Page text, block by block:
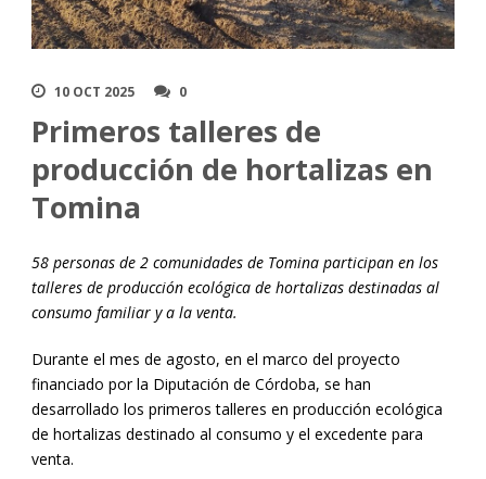
10 OCT 2025 0
Primeros talleres de
producción de hortalizas en
Tomina
58 personas de 2 comunidades de Tomina participan en los
talleres de producción ecológica de hortalizas destinadas al
consumo familiar y a la venta.
Durante el mes de agosto, en el marco del proyecto
financiado por la Diputación de Córdoba, se han
desarrollado los primeros talleres en producción ecológica
de hortalizas destinado al consumo y el excedente para
venta.